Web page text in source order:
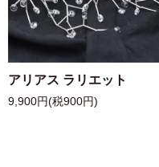
アリアス ラリエット
9,900円(税900円)